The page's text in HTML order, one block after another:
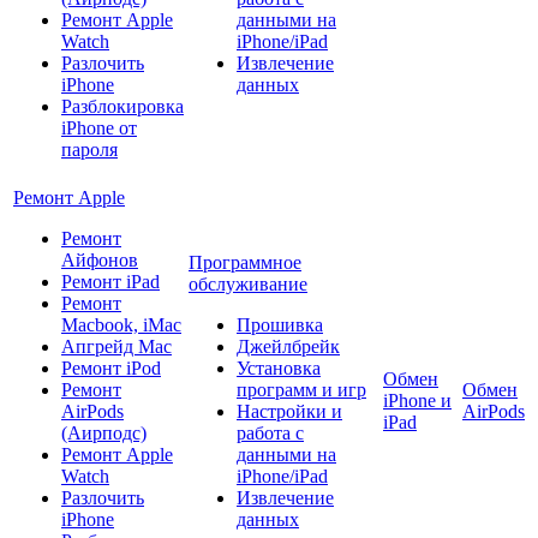
Ремонт Apple
Watch
Разлочить
iPhone
Разблокировка
iPhone от
пароля
данными на
iPhone/iPad
Извлечение
данных
Ремонт Apple
Ремонт
Айфонов
Ремонт iPad
Ремонт
Macbook, iMac
Апгрейд Mac
Ремонт iPod
Ремонт
AirPods
(Аирподс)
Ремонт Apple
Watch
Разлочить
iPhone
Программное
обслуживание
Прошивка
Джейлбрейк
Установка
программ и игр
Настройки и
работа с
данными на
iPhone/iPad
Извлечение
данных
Обмен
iPhone и
iPad
Обмен
AirPods